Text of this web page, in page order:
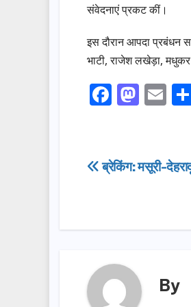
संवेदनाएं प्रकट कीं।
इस दौरान आपदा प्रबंधन
भाटी, राजेश लखेड़ा,
F
e
o
M
o
d
n
E
Post
ब्रेकिंग: मसूरी-
By